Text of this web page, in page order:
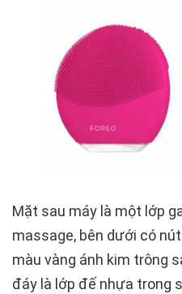
Mặt sau máy là một lớp
massage, bên dưới có
màu vàng ánh kim trông
đáy là lớp đế nhựa trong